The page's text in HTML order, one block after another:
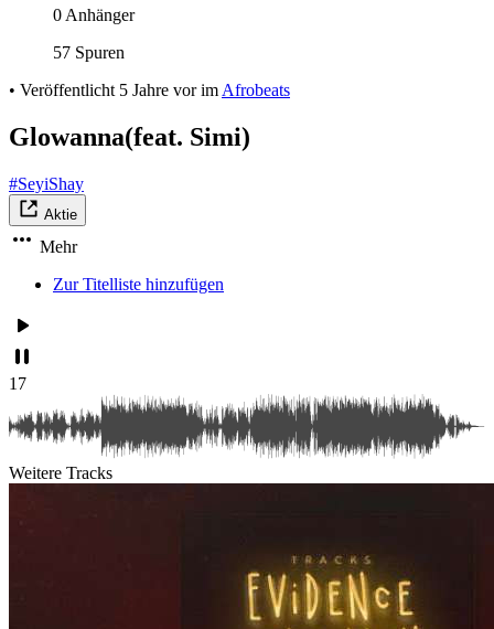
0 Anhänger
57 Spuren
• Veröffentlicht 5 Jahre vorim Afrobeats
Glowanna(feat. Simi)
#SeyiShay
Aktie
Mehr
Zur Titelliste hinzufügen
17
Weitere Tracks